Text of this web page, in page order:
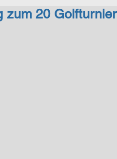
zum 20 Golfturnier